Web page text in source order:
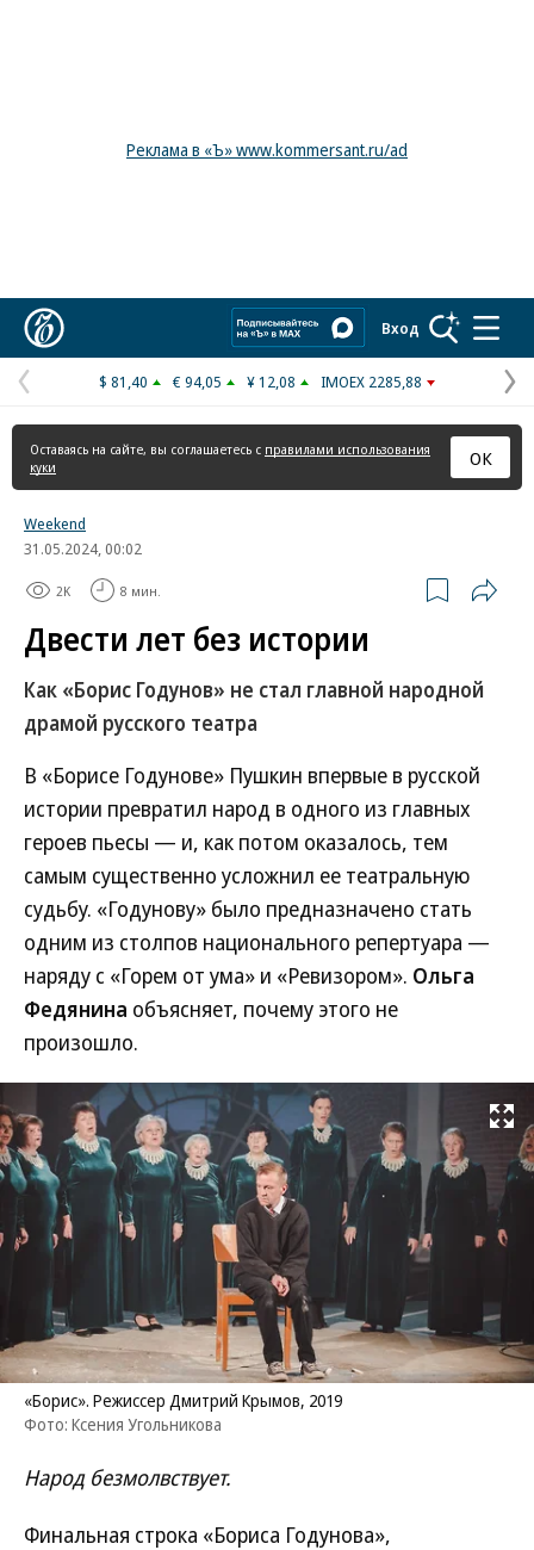
Реклама в «Ъ» www.kommersant.ru/ad
Вход
Предыдущая
страница
$ 81,40 € 94,05 ¥ 12,08 IMOEX 2285,88
Оставаясь на сайте, вы соглашаетесь с правилами использования
куки
ОК
Weekend
31.05.2024, 00:02
2K 8 мин.
Двести лет без истории
Как «Борис Годунов» не стал главной народной
драмой русского театра
В «Борисе Годунове» Пушкин впервые в русской
истории превратил народ в одного из главных
героев пьесы — и, как потом оказалось, тем
самым существенно усложнил ее театральную
судьбу. «Годунову» было предназначено стать
одним из столпов национального репертуара —
наряду с «Горем от ума» и «Ревизором». Ольга
Федянина объясняет, почему этого не
произошло.
Развернуть
«Борис». Режиссер Дмитрий Крымов, 2019
Фото: Ксения Угольникова
Народ безмолвствует.
Финальная строка «Бориса Годунова»,